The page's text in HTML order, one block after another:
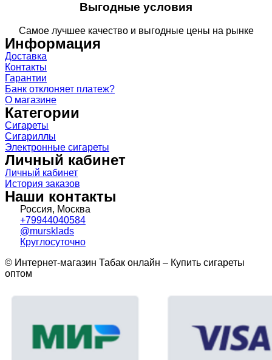
Выгодные условия
Самое лучшее качество и выгодные цены на рынке
Информация
Доставка
Контакты
Гарантии
Банк отклоняет платеж?
О магазине
Категории
Сигареты
Сигариллы
Электронные сигареты
Личный кабинет
Личный кабинет
История заказов
Наши контакты
Россия, Москва
+79944040584
@mursklads
Круглосуточно
© Интернет-магазин Табак онлайн – Купить сигареты
оптом